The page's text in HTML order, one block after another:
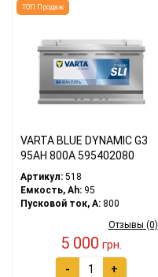
ТОП Продаж
VARTA BLUE DYNAMIC G3
95АH 800A 595402080
Артикул: 518
Емкость, Ah: 95
Пусковой ток, A: 800
Отзывы (0)
5 000 грн.
- +